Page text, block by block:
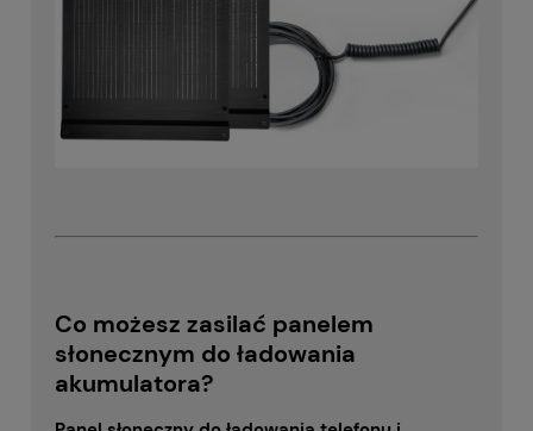
Co możesz zasilać panelem
słonecznym do ładowania
akumulatora?